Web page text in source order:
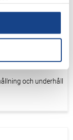
med fokus på
tidig upptäckt av
och underhåll